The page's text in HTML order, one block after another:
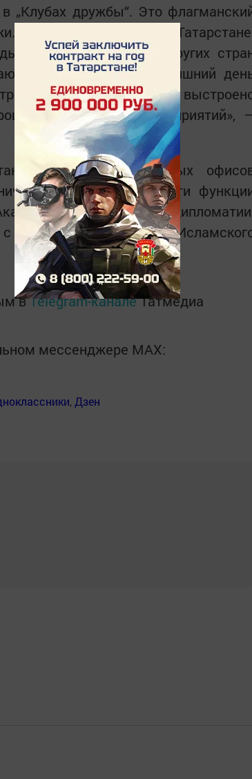
„Клубах дружбы“. Это
Этот опыт зародился в
люди из России и других
идеями. На сегодняшний
взаимодействие
порядка 600 мероприятий»,
несколько проектных
В Татарстане эти
молодежной
молодыми людьми из
вTelegram-каналеТатмедиа
мессенджере MАХ:
, Дзен